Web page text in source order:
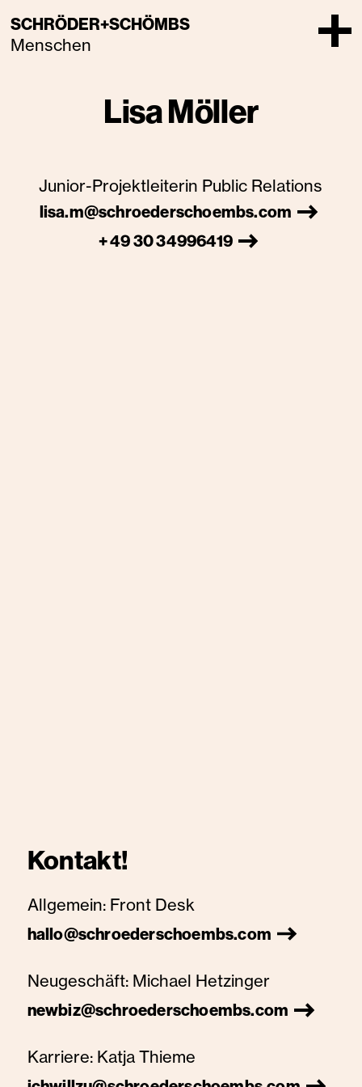
SCHRÖDER+SCHÖMBS
Menschen
Lisa Möller
Junior-Projektleiterin Public Relations
lisa.m@schroederschoembs.com
+ 49 30 34996419
Kontakt!
Allgemein: Front Desk
hallo@schroederschoembs.com
Neugeschäft: Michael Hetzinger
newbiz@schroederschoembs.com
Karriere: Katja Thieme